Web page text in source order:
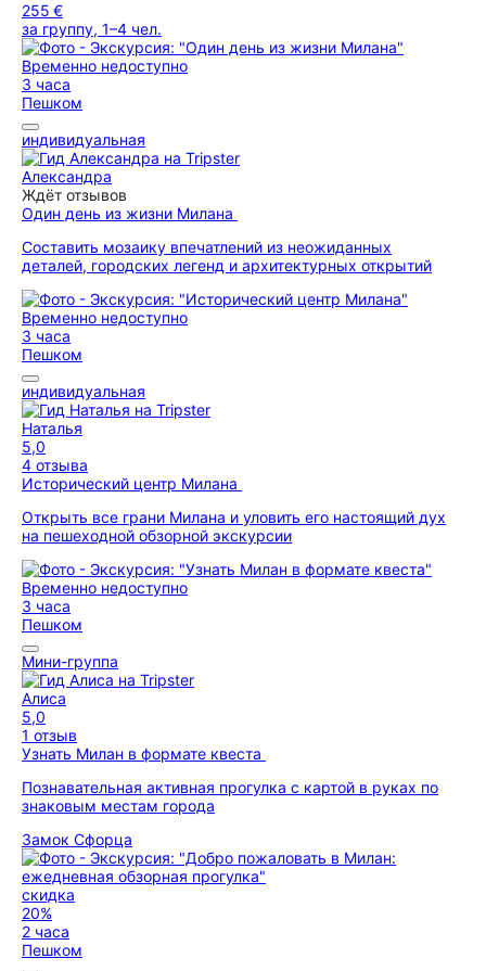
255 €
за группу, 1–4 чел.
Временно недоступно
3 часа
Пешком
индивидуальная
Александра
Ждёт отзывов
Один день из жизни Милана
Составить мозаику впечатлений из неожиданных
деталей, городских легенд и архитектурных открытий
Временно недоступно
3 часа
Пешком
индивидуальная
Наталья
5,0
4 отзыва
Исторический центр Милана
Открыть все грани Милана и уловить его настоящий дух
на пешеходной обзорной экскурсии
Временно недоступно
3 часа
Пешком
Мини-группа
Алиса
5,0
1 отзыв
Узнать Милан в формате квеста
Познавательная активная прогулка с картой в руках по
знаковым местам города
Замок Сфорца
скидка
20%
2 часа
Пешком